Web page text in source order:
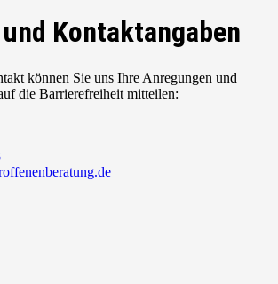
Kontaktangaben
können Sie uns Ihre Anregungen und
die Barrierefreiheit mitteilen: